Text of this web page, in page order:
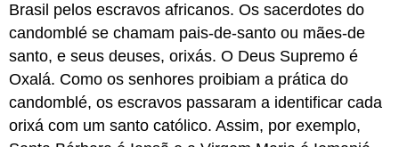
Brasil pelos escravos africanos. Os sacerdotes do
candomblé se chamam pais-de-santo ou mães-de
santo, e seus deuses, orixás. O Deus Supremo é
Oxalá. Como os senhores proibiam a prática do
candomblé, os escravos passaram a identificar cada
orixá com um santo católico. Assim, por exemplo,